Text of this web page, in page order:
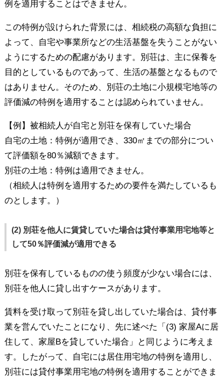
例を適用することはできません。
この特例が設けられた背景には、相続税の高額な負担に
よって、自宅や事業所などの生活基盤を失うことがない
ようにするための配慮があります。別荘は、主に保養を
目的としているものであって、生活の基盤となるもので
はありません。そのため、別荘の土地に小規模宅地等の
評価減の特例を適用することは認められていません。
【例】被相続人が自宅と別荘を保有していた場合
自宅の土地：特例が適用でき、330㎡までの部分につい
て評価額を80％減額できます。
別荘の土地：特例は適用できません。
（相続人は特例を適用するための要件を満たしているも
のとします。）
(2) 別荘を他人に賃貸していた場合は貸付事業用宅地等と
して50％評価減が適用できる
別荘を保有しているものの使う頻度が少ない場合には、
別荘を他人に貸し出すケースがあります。
賃料を受け取って別荘を貸し出していた場合は、貸付事
業を営んでいたことになり、先に述べた「(3) 家屋Aに居
住して、家屋Bを貸していた場合」と同じように考えま
す。したがって、自宅には居住用宅地の特例を適用し、
別荘には貸付事業用宅地の特例を適用することができま